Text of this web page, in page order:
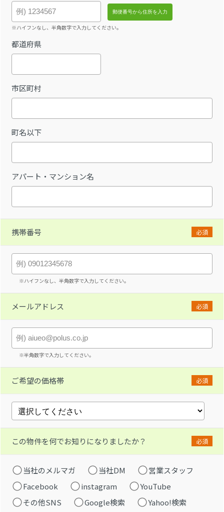
※ハイフンなし、半角数字で入力してください。
都道府県
市区町村
町名以下
アパート・マンション名
携帯番号 必須
※ハイフンなし、半角数字で入力してください。
メールアドレス 必須
※半角数字で入力してください。
ご希望の価格帯 必須
この物件を何でお知りになりましたか？ 必須
当社のメルマガ 当社DM
営業スタッフ
Facebook
instagram
YouTube
その他SNS
Google検索
Yahoo!検索